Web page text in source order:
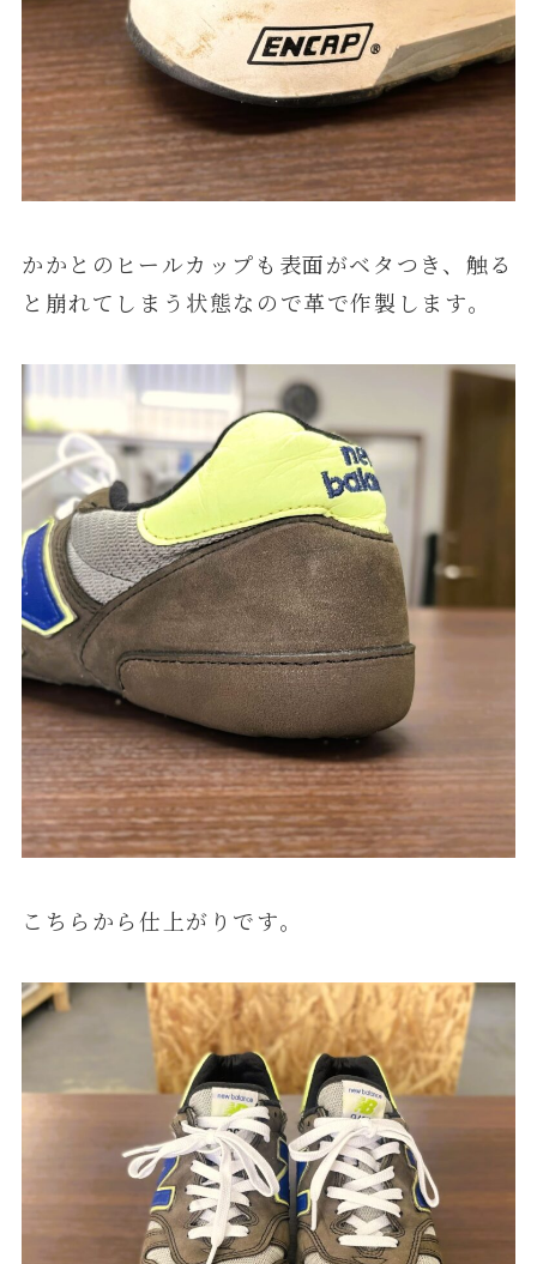
かかとのヒールカップも表面がベタつき、触る
と崩れてしまう状態なので革で作製します。
こちらから仕上がりです。